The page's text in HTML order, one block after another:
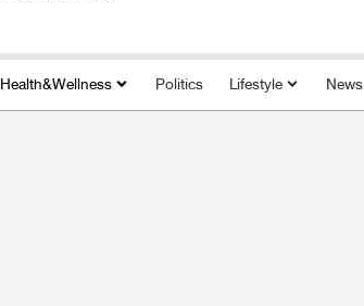
Health&Wellness Politics Lifestyle News